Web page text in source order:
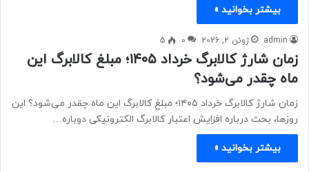
بیشتر بخوانید »
admin ژوئن 2, 2026 0
5
زمان شارژ کالابرگ خرداد ۱۴۰۵؛ مبلغ کالابرگ این
ماه چقدر می‌شود؟
زمان شارژ کالابرگ خرداد ۱۴۰۵؛ مبلغ کالابرگ این ماه چقدر می‌شود؟ این
روزها، بحث درباره افزایش اعتبار کالابرگ الکترونیکی دوباره…
بیشتر بخوانید »